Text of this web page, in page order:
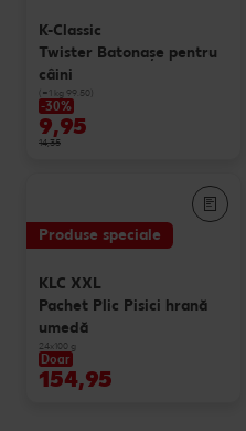
K-Classic
Twister Batonaşe pentru
câini
(=1 kg 99.50)
-30%
9,95
14,35
Produse speciale
KLC XXL
Pachet Plic Pisici hrană
umedă
24x100 g
Doar
154,95